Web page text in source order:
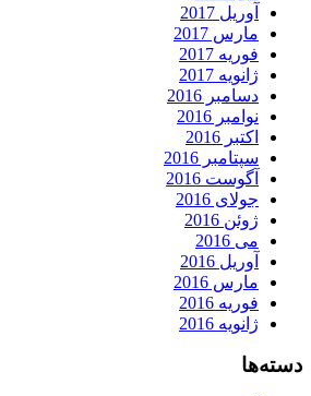
آوریل 2017
مارس 2017
فوریه 2017
ژانویه 2017
دسامبر 2016
نوامبر 2016
اکتبر 2016
سپتامبر 2016
آگوست 2016
جولای 2016
ژوئن 2016
می 2016
آوریل 2016
مارس 2016
فوریه 2016
ژانویه 2016
دسته‌ها